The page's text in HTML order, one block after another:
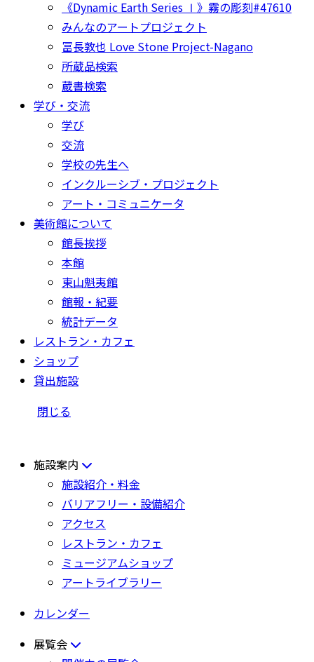
《Dynamic Earth Series Ⅰ》霧の彫刻#47610
みんなのアートプロジェクト
冨長敦也 Love Stone Project-Nagano
所蔵品検索
蔵書検索
学び・交流
学び
交流
学校の先生へ
インクルーシブ・プロジェクト
アート・コミュニケータ
美術館について
館長挨拶
本館
東山魁夷館
館報・紀要
統計データ
レストラン・カフェ
ショップ
貸出施設
閉じる
施設案内
施設紹介・料金
バリアフリー・設備紹介
アクセス
レストラン・カフェ
ミュージアムショップ
アートライブラリー
カレンダー
展覧会